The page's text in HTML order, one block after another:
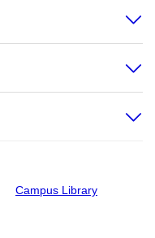
Campus Library